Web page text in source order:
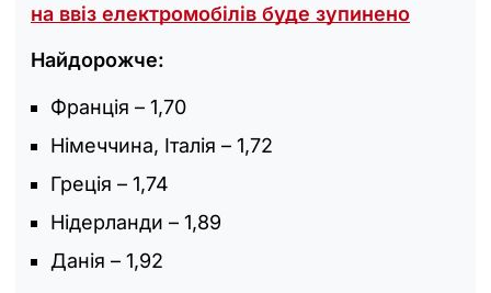
на ввіз електромобілів буде зупинено
Найдорожче:
Франція – 1,70
Німеччина, Італія – 1,72
Греція – 1,74
Нідерланди – 1,89
Данія – 1,92